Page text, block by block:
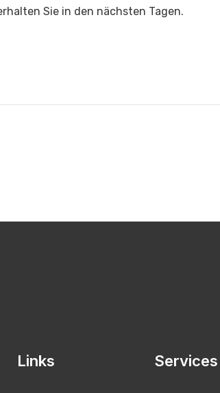
Sie in den nächsten Tagen.
Links Services